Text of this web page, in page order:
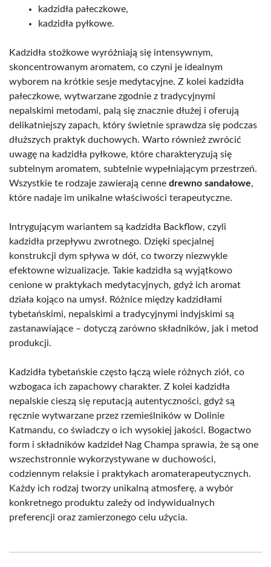
kadzidła pałeczkowe,
kadzidła pyłkowe.
Kadzidła stożkowe wyróżniają się intensywnym,
skoncentrowanym aromatem, co czyni je idealnym
wyborem na krótkie sesje medytacyjne. Z kolei kadzidła
pałeczkowe, wytwarzane zgodnie z tradycyjnymi
nepalskimi metodami, palą się znacznie dłużej i oferują
delikatniejszy zapach, który świetnie sprawdza się podczas
dłuższych praktyk duchowych. Warto również zwrócić
uwagę na kadzidła pyłkowe, które charakteryzują się
subtelnym aromatem, subtelnie wypełniającym przestrzeń.
Wszystkie te rodzaje zawierają cenne drewno sandałowe,
które nadaje im unikalne właściwości terapeutyczne.
Intrygującym wariantem są kadzidła Backflow, czyli
kadzidła przepływu zwrotnego. Dzięki specjalnej
konstrukcji dym spływa w dół, co tworzy niezwykle
efektowne wizualizacje. Takie kadzidła są wyjątkowo
cenione w praktykach medytacyjnych, gdyż ich aromat
działa kojąco na umysł. Różnice między kadzidłami
tybetańskimi, nepalskimi a tradycyjnymi indyjskimi są
zastanawiające – dotyczą zarówno składników, jak i metod
produkcji.
Kadzidła tybetańskie często łączą wiele różnych ziół, co
wzbogaca ich zapachowy charakter. Z kolei kadzidła
nepalskie cieszą się reputacją autentyczności, gdyż są
ręcznie wytwarzane przez rzemieślników w Dolinie
Katmandu, co świadczy o ich wysokiej jakości. Bogactwo
form i składników kadzideł Nag Champa sprawia, że są one
wszechstronnie wykorzystywane w duchowości,
codziennym relaksie i praktykach aromaterapeutycznych.
Każdy ich rodzaj tworzy unikalną atmosferę, a wybór
konkretnego produktu zależy od indywidualnych
preferencji oraz zamierzonego celu użycia.